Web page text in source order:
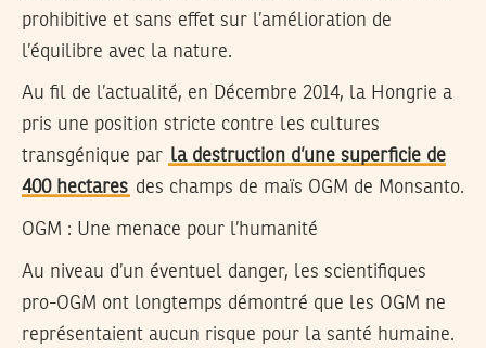
prohibitive et sans effet sur l’amélioration de
l’équilibre avec la nature.
Au fil de l’actualité, en Décembre 2014, la Hongrie a
pris une position stricte contre les cultures
transgénique par la destruction d’une superficie de
400 hectares des champs de maïs OGM de Monsanto.
OGM : Une menace pour l’humanité
Au niveau d’un éventuel danger, les scientifiques
pro-OGM ont longtemps démontré que les OGM ne
représentaient aucun risque pour la santé humaine.